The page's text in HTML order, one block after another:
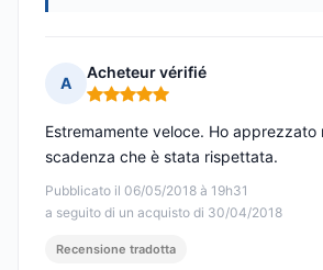
A
Acheteur vérifié
Nota: 5 su 5
Pubblicato il 06/05/2018 à 19h31
a seguito di un acquisto di 30/04/2018
Estremamente veloce. Ho apprezzato
scadenza che è stata rispettata.
Recensione tradotta